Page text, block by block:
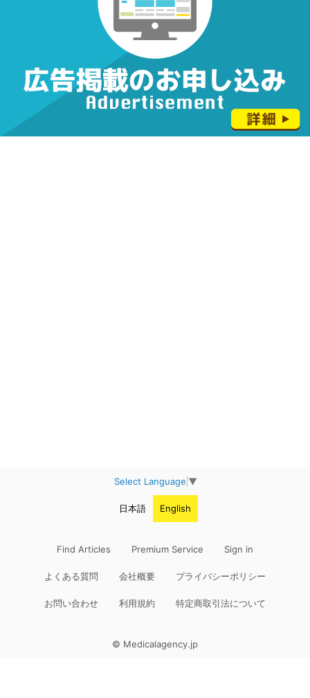
Select Language ▼
日本語 English
Find Articles Premium Service Sign in
よくある質問 会社概要 プライバシーポリシー
お問い合わせ 利用規約 特定商取引法について
© Medicalagency.jp